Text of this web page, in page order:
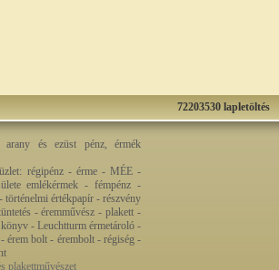
72203530 lapletöltés
arany és ezüst pénz, érmék
régipénz - érme - MÉE -
emlékérmek - fémpénz -
történelmi értékpapír - részvény
- éremművész - plakett -
- Leuchtturm érmetároló -
bolt - érembolt - régiség -
plakettművészet